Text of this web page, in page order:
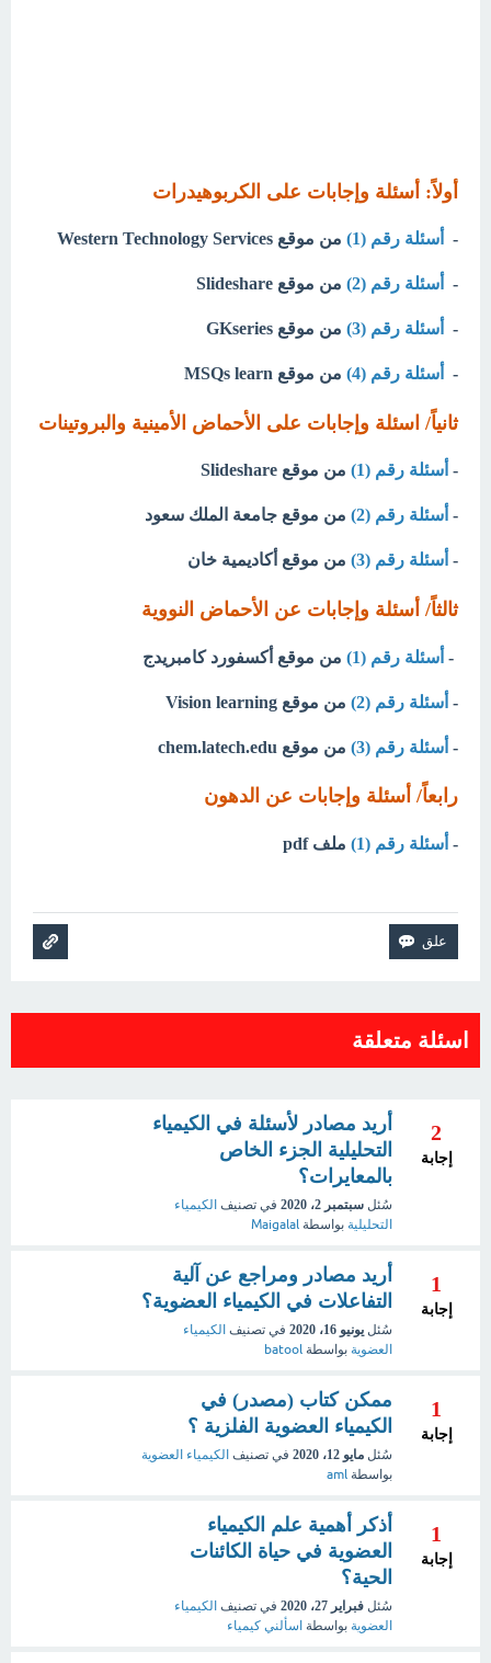
أولاً: أسئلة وإجابات على الكربوهيدرات
- أسئلة رقم (1) من موقع Western Technology Services
- أسئلة رقم (2) من موقع Slideshare
- أسئلة رقم (3) من موقع GKseries
- أسئلة رقم (4) من موقع MSQs learn
ثانياً/ اسئلة وإجابات على الأحماض الأمينية والبروتينات
- أسئلة رقم (1) من موقع Slideshare
- أسئلة رقم (2) من موقع جامعة الملك سعود
- أسئلة رقم (3) من موقع أكاديمية خان
ثالثاً/ أسئلة وإجابات عن الأحماض النووية
- أسئلة رقم (1) من موقع أكسفورد كامبريدج
- أسئلة رقم (2) من موقع Vision learning
- أسئلة رقم (3) من موقع chem.latech.edu
رابعاً/ أسئلة وإجابات عن الدهون
- أسئلة رقم (1) ملف pdf
اسئلة متعلقة
2
إجابة
أريد مصادر لأسئلة في الكيمياء
التحليلية الجزء الخاص
بالمعايرات؟
سُئل سبتمبر 2، 2020 في تصنيف الكيمياء
التحليلية بواسطة Maigalal
1
إجابة
أريد مصادر ومراجع عن آلية
التفاعلات في الكيمياء العضوية؟
سُئل يونيو 16، 2020 في تصنيف الكيمياء
العضوية بواسطة batool
1
إجابة
ممكن كتاب (مصدر) في
الكيمياء العضوية الفلزية ؟
سُئل مايو 12، 2020 في تصنيف الكيمياء العضوية
بواسطة aml
1
إجابة
أذكر أهمية علم الكيمياء
العضوية في حياة الكائنات
الحية؟
سُئل فبراير 27، 2020 في تصنيف الكيمياء
العضوية بواسطة اسألني كيمياء